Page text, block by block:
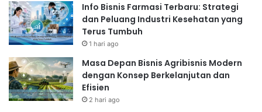
Info Bisnis Farmasi Terbaru: Strategi
dan Peluang Industri Kesehatan yang
Terus Tumbuh
1 hari ago
Masa Depan Bisnis Agribisnis Modern
dengan Konsep Berkelanjutan dan
Efisien
2 hari ago